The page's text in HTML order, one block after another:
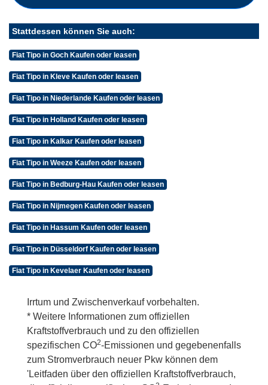
Stattdessen können Sie auch:
Fiat Tipo in Goch Kaufen oder leasen
Fiat Tipo in Kleve Kaufen oder leasen
Fiat Tipo in Niederlande Kaufen oder leasen
Fiat Tipo in Holland Kaufen oder leasen
Fiat Tipo in Kalkar Kaufen oder leasen
Fiat Tipo in Weeze Kaufen oder leasen
Fiat Tipo in Bedburg-Hau Kaufen oder leasen
Fiat Tipo in Nijmegen Kaufen oder leasen
Fiat Tipo in Hassum Kaufen oder leasen
Fiat Tipo in Düsseldorf Kaufen oder leasen
Fiat Tipo in Kevelaer Kaufen oder leasen
Irrtum und Zwischenverkauf vorbehalten.
* Weitere Informationen zum offiziellen
Kraftstoffverbrauch und zu den offiziellen
spezifischen CO2-Emissionen und gegebenenfalls
zum Stromverbrauch neuer Pkw können dem
'Leitfaden über den offiziellen Kraftstoffverbrauch,